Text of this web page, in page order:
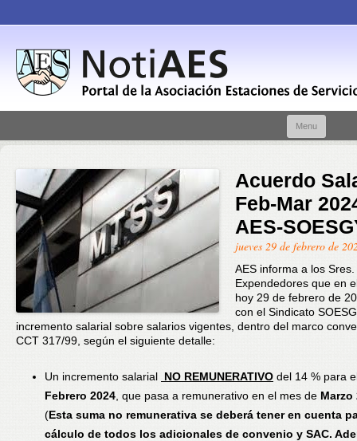
Menu
Acuerdo
Feb-Mar
AES-
jueves 29 de febrero de
AES informa a los Sres.
Expendedores que en
hoy 29 de febrero de
con el Sindicato
incremento salarial sobre salarios vigentes, dentro del marco
CCT 317/99, según el siguiente detalle:
Un incremento salarial NO REMUNERATIVO del 14 % para
Febrero 2024 , que pasa a remunerativo en el mes de Marzo
(Esta suma no remunerativa se deberá tener en cuenta
cálculo de todos los adicionales de convenio y SAC.